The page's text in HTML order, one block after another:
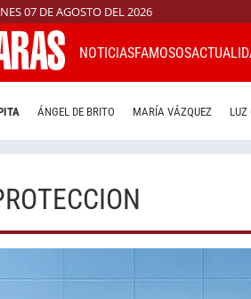
07 DE AGOSTO DEL 2026
NOTICIASFAMOSOS
ÁNGEL DE BRITO MARÍA VÁZQUEZ LUZ